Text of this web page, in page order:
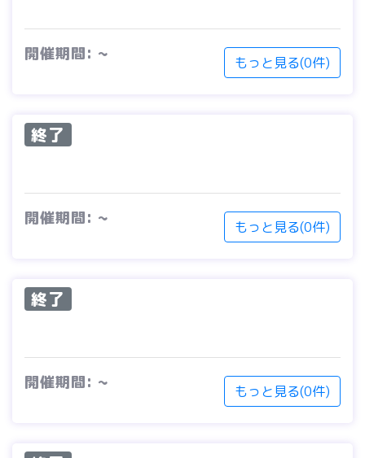
開催期間: ~ もっと見る(0件)
終了
開催期間: ~ もっと見る(0件)
終了
開催期間: ~ もっと見る(0件)